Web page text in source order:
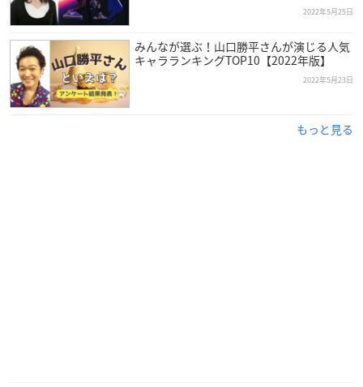
2022年5月25日
みんなが選ぶ！山口勝平さんが演じる人気
キャラランキングTOP10【2022年版】
2022年5月23日
もっと見る